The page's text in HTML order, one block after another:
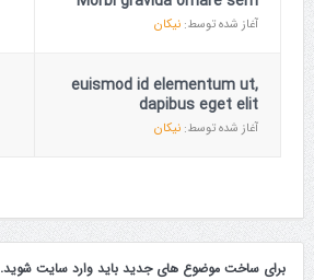
آغاز شده توسط: نیکان
euismod id elementum ut,
dapibus eget elit
آغاز شده توسط: نیکان
برای ساخت موضوع های جدید باید وارد سایت شوید.